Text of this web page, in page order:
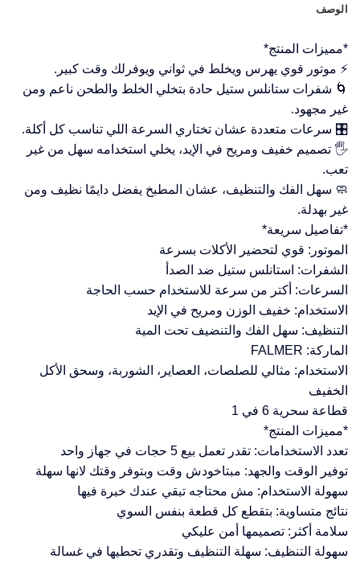
الوصف
*مميزات المنتج*
⚡ موتور قوي يهرس ويخلط في ثواني ويوفرلك وقت كبير.
🌀 شفرات ستانلس ستيل حادة بتخلي الخلط والطحن ناعم ومن
غير مجهود.
🎛️ سرعات متعددة عشان تختاري السرعة اللي تناسب كل أكلة.
🖐️ تصميم خفيف ومريح في الإيد، يخلي استخدامه سهل من غير
تعب.
🧼 سهل الفك والتنظيف، عشان المطبخ يفضل دايمًا نظيف ومن
غير بهدلة.
*تفاصيل سريعة*
الموتور: قوي لتحضير الأكلات بسرعة
الشفرات: استانلس ستيل ضد الصدأ
السرعات: أكتر من سرعة للاستخدام حسب الحاجة
الاستخدام: خفيف الوزن ومريح في الإيد
التنظيف: سهل الفك والتنضيف تحت المية
الماركة: FALMER
الاستخدام: مثالي للصلصات، العصاير، الشوربة، وسحق الأكل
الخفيف
قطاعة سحرية 6 في 1
*مميزات المنتج*
تعدد الاستخدامات: تقدر تعمل بيع 5 حجات في جهاز واحد
توفير الوقت والجهد: مبتاخودش وقت وبتوفر وقتك لانها سهلة
سهولة الاستخدام: مش محتاجه تبقي عندك خبرة فيها
نتائج متساوية: بتقطع كل قطعة بنفس السوي
سلامة أكثر: تصميمها أمن عليكي
سهولة التنظيف: سهلة التنظيف وتقدري تحطيها في غسالة